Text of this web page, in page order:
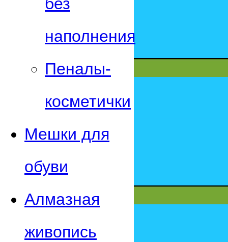
без
наполнения
Пеналы-
косметички
Мешки для
обуви
Алмазная
живопись